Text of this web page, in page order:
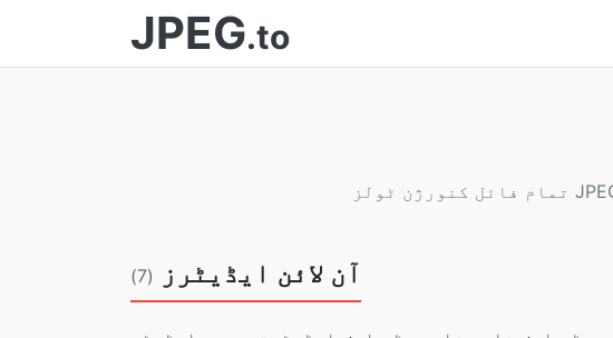
JPEG.to
آن لائن ایڈیٹرز (7)